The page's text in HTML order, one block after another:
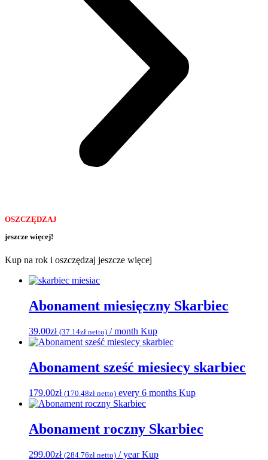
OSZCZĘDZAJ
jeszcze więcej!
Kup na rok i oszczędzaj jeszcze więcej
Abonament miesięczny Skarbiec
39.00zł (37.14zł netto) / month Kup
Abonament sześć miesiecy skarbiec
179.00zł (170.48zł netto) every 6 months Kup
Abonament roczny Skarbiec
299.00zł (284.76zł netto) / year Kup